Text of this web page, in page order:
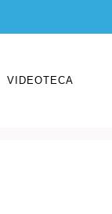
VIDEOTECA